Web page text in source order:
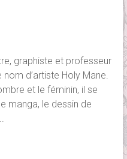
graphiste et professeur
d’artiste Holy Mane.
et le féminin, il se
manga, le dessin de